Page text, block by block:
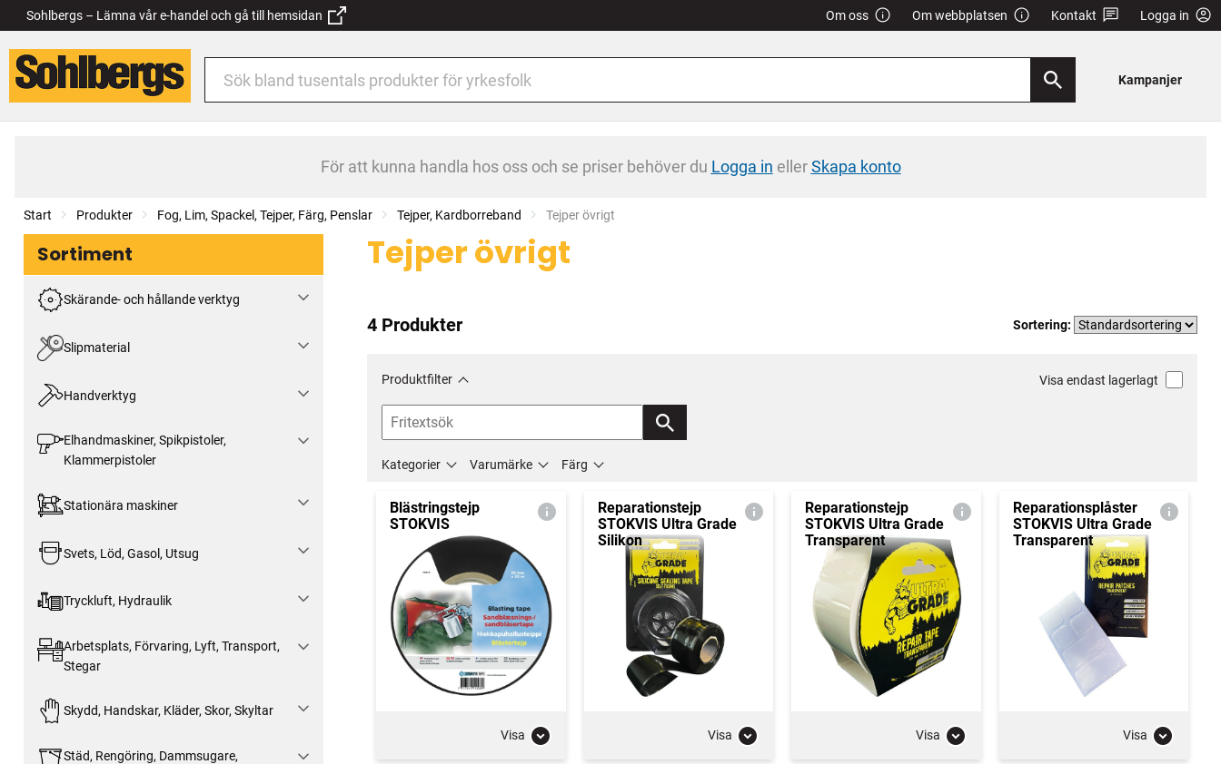
Sohlbergs – Lämna vår e-handel och gå till hemsidan Om oss Om webbplatsen Kontakt Logga in
Kampanjer
För att kunna handla hos oss och se priser behöver du Logga in ellerSkapa konto
Start Produkter Fog, Lim, Spackel, Tejper, Färg, Penslar Tejper, Kardborreband Current:
Tejper övrigt
Sortiment
Skärande- och hållande verktyg
Slipmaterial
Handverktyg
Elhandmaskiner, Spikpistoler,
Klammerpistoler
Stationära maskiner
Svets, Löd, Gasol, Utsug
Tryckluft, Hydraulik
Arbetsplats, Förvaring, Lyft, Transport,
Stegar
Skydd, Handskar, Kläder, Skor, Skyltar
Städ, Rengöring, Dammsugare,
Tejper övrigt
4 Produkter Sortering:
Produktfilter Visa endast lagerlagt
Kategorier Varumärke Färg
Blästringstejp
STOKVIS
Visa
Reparationstejp
STOKVIS Ultra Grade
Silikon
Visa
Reparationstejp
STOKVIS Ultra Grade
Transparent
Visa
Reparationsplåster
STOKVIS Ultra Grade
Transparent
Visa